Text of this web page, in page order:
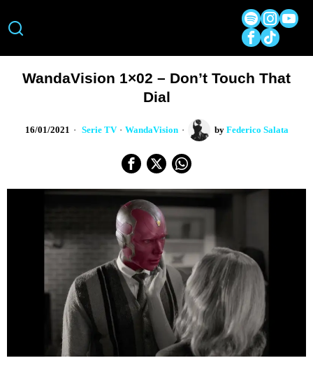
WandaVision 1×02 – Don’t Touch That
Dial
16/01/2021 Serie TV · WandaVision by Federico Salata